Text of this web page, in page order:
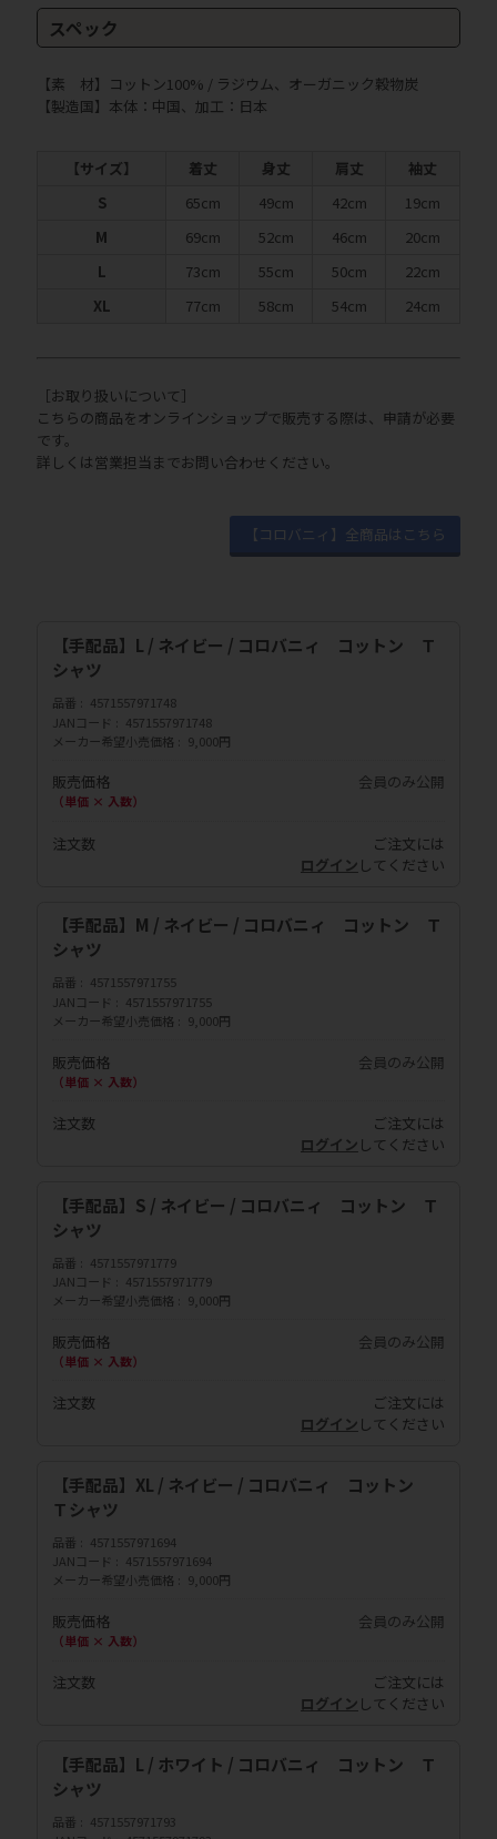
スペック
【素 材】コットン100% / ラジウム、オーガニック穀物炭
【製造国】本体：中国、加工：日本
【サイズ】 着丈 身丈 肩丈
袖丈
S
65cm 49cm 42cm
19cm
M
69cm 52cm 46cm
20cm
L
73cm 55cm 50cm
22cm
XL
77cm 58cm 54cm 24cm
［お取り扱いについて］
こちらの商品をオンラインショップで販売する際は、申請が必要
です。
詳しくは営業担当までお問い合わせください。
【コロバニィ】全商品はこちら
【手配品】L / ネイビー / コロバニィ コットン Ｔ
シャツ
品番
4571557971748
JANコード
4571557971748
メーカー希望小売価格
9,000円
販売価格
（単価 × 入数）
会員のみ公開
注文数
ご注文には
ログイン してください
【手配品】M / ネイビー / コロバニィ コットン Ｔ
シャツ
品番
4571557971755
JANコード
4571557971755
メーカー希望小売価格
9,000円
販売価格
（単価 × 入数）
会員のみ公開
注文数
ご注文には
ログイン してください
【手配品】S / ネイビー / コロバニィ コットン Ｔ
シャツ
品番
4571557971779
JANコード
4571557971779
メーカー希望小売価格
9,000円
販売価格
（単価 × 入数）
会員のみ公開
注文数
ご注文には
ログイン してください
【手配品】XL / ネイビー / コロバニィ コットン
Ｔシャツ
品番
4571557971694
JANコード
4571557971694
メーカー希望小売価格
9,000円
販売価格
（単価 × 入数）
会員のみ公開
注文数
ご注文には
ログイン してください
【手配品】L / ホワイト / コロバニィ コットン Ｔ
シャツ
品番
4571557971793